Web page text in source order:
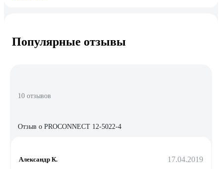
Популярные отзывы
10 отзывов
Отзыв о PROCONNECT 12-5022-4
Александр К. 17.04.2019